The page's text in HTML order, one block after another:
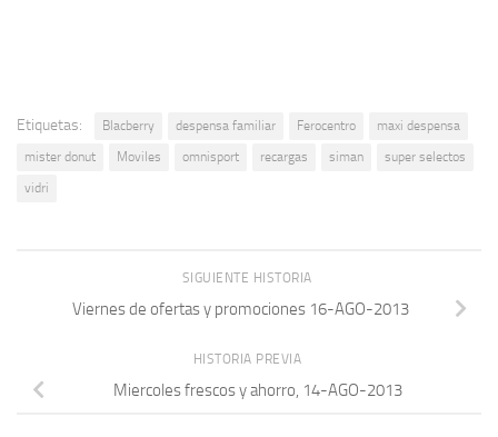
Etiquetas: Blacberry despensa familiar Ferocentro
maxi despensa
mister donut
Moviles omnisport recargas siman
super selectos
vidri
SIGUIENTE HISTORIA
Viernes de ofertas y promociones 16-AGO-2013
HISTORIA PREVIA
Miercoles frescos y ahorro, 14-AGO-2013